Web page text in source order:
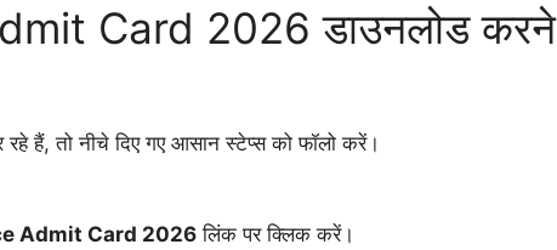
Card 2026 डाउनलोड करने
हैं, तो नीचे दिए गए आसान स्टेप्स को फॉलो करें।
Admit Card 2026लिंक पर क्लिक करें।